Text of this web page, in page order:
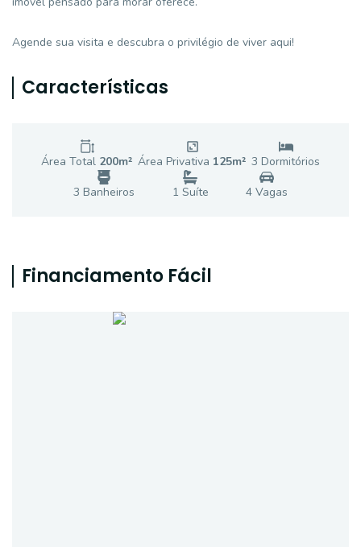
Agende sua visita e descubra o privilégio de viver aqui!
Características
Área Total 200m² Área Privativa 125m² 3 Dormitórios
3 Banheiros 1 Suíte 4Vagas
Financiamento Fácil